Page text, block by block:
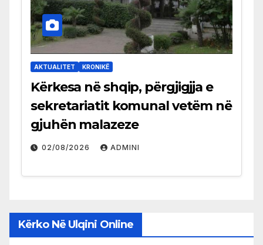
AKTUALITET KRONIKË
Kërkesa në shqip, përgjigjja e
sekretariatit komunal vetëm në
gjuhën malazeze
02/08/2026 ADMINI
Kërko Në Ulqini Online